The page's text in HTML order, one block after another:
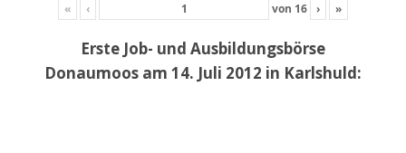
« ‹ von 16 › »
Erste Job- und Ausbildungsbörse
Donaumoos am 14. Juli 2012 in Karlshuld: